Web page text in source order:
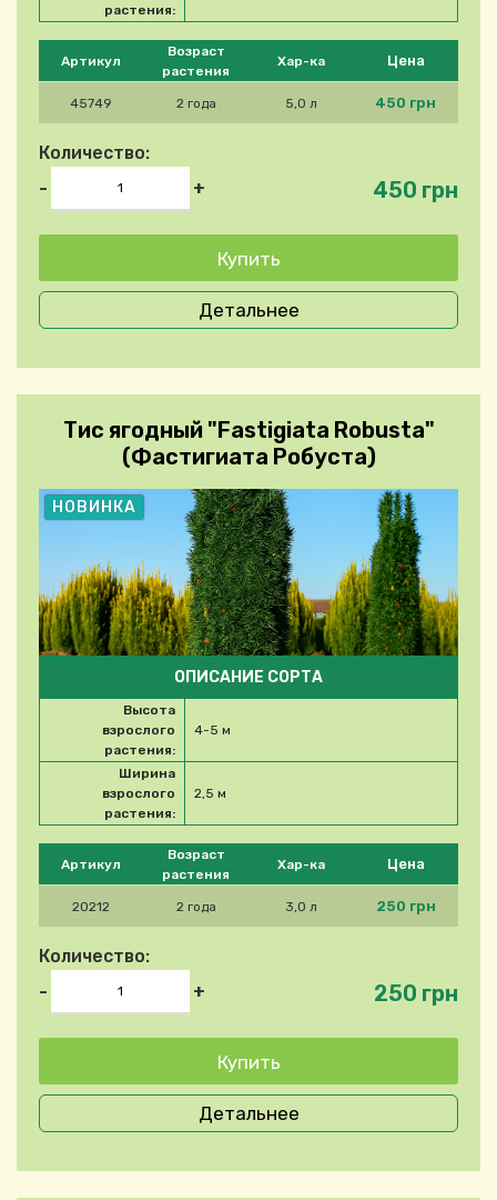
Please select product
Артикул
Возраст
растения
Хар-ка Цена
45749 2 года 5,0 л 450 грн
Количество:
-
+ 450 грн
растения:
Детальнее
Тис ягодный "Fastigiata Robusta"
(Фастигиата Робуста)
НОВИНКА
Please select product
Артикул
Возраст
растения
Хар-ка Цена
20212 2 года 3,0 л 250 грн
Количество:
-
+ 250 грн
ОПИСАНИЕ СОРТА
Высота
взрослого
растения:
4-5 м
Ширина
взрослого
растения:
2,5 м
Детальнее